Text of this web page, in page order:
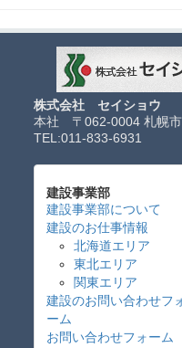
株式会社 セイショウ
本社 〒062-0004 札幌
TEL:011-833-6931
建設事業部
建設事業部について
建設のお仕事情報
北海道エリア
東北エリア
関東エリア
建設のお問い合わせフ
ーム
お問い合わせフォーム